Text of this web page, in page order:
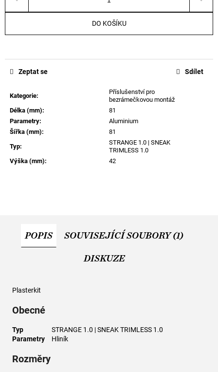
DO KOŠÍKU
Kategorie:
Příslušenství pro
bezrámečkovou montáž
Délka (mm):
81
Parametry:
Aluminium
Šířka (mm):
81
Typ:
STRANGE 1.0 | SNEAK
TRIMLESS 1.0
Výška (mm): 42
Zeptat se Sdílet
POPIS SOUVISEJÍCÍ SOUBORY (1)
DISKUZE
Plasterkit
Obecné
Typ
STRANGE 1.0 | SNEAK TRIMLESS 1.0
Parametry
Hliník
Rozměry
a
í
?
D
o